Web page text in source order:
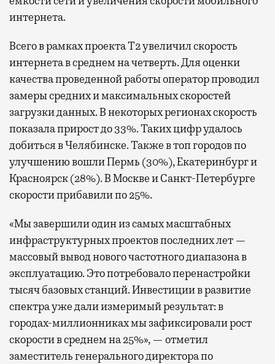
интернета.
Всего в рамках проекта Т2 увеличил скорость
интернета в среднем на четверть. Для оценки
качества проведенной работы оператор проводил
замеры средних и максимальных скоростей
загрузки данных. В некоторых регионах скорость
показала прирост до 33%. Таких цифр удалось
добиться в Челябинске. Также в топ городов по
улучшению вошли Пермь (30%), Екатеринбург и
Красноярск (28%). В Москве и Санкт-Петербурге
скорости прибавили по 25%.
«Мы завершили один из самых масштабных
инфраструктурных проектов последних лет —
массовый вывод нового частотного диапазона в
эксплуатацию. Это потребовало перенастройки
тысяч базовых станций. Инвестиции в развитие
спектра уже дали измеримый результат: в
городах-миллионниках мы зафиксировали рост
скорости в среднем на 25%», — отметил
заместитель генерального директора по